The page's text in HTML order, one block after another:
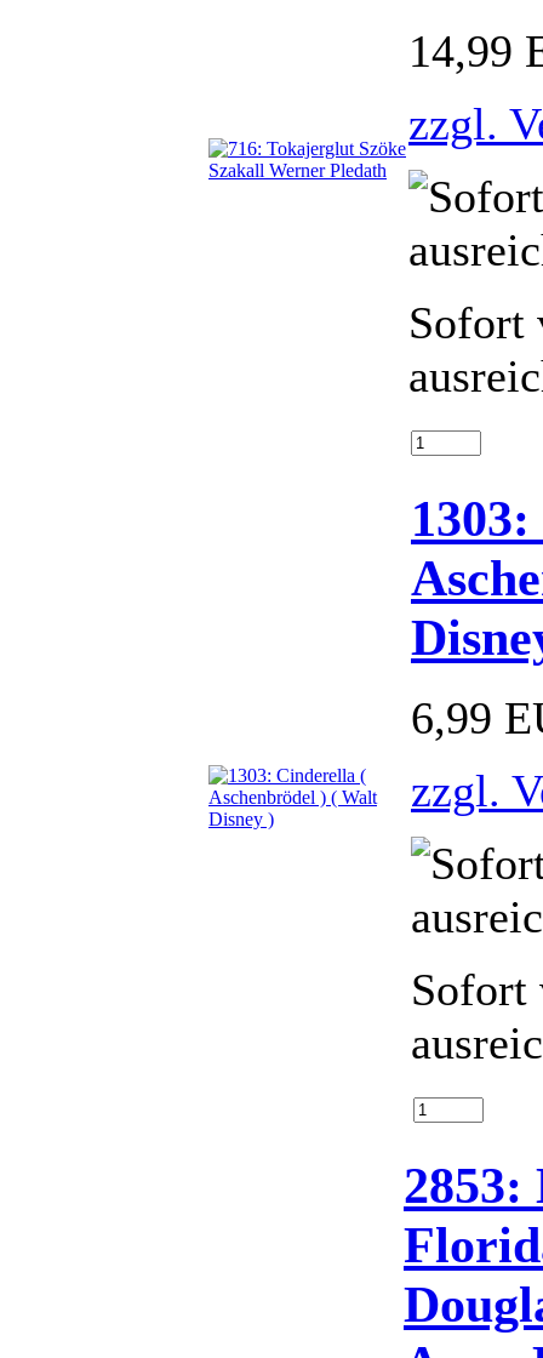
14,99
zzgl.
Sofort
6,99
zzgl.
Sofort
2853: